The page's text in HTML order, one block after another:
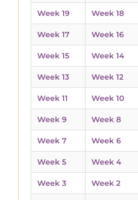
Week 19 Week 18
Week 17 Week 16
Week 15 Week 14
Week 13 Week 12
Week 11 Week 10
Week 9 Week 8
Week 7 Week 6
Week 5 Week 4
Week 3 Week 2